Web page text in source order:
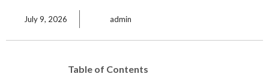
July 9, 2026 admin
Table of Contents